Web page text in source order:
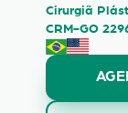
Cirurgiã
CRM-GO